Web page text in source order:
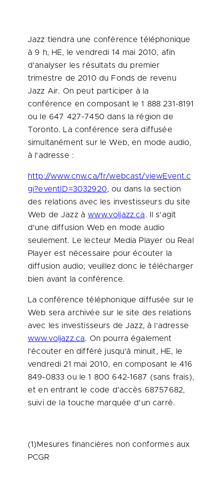
Jazz tiendra une conférence téléphonique
à 9 h, HE, le vendredi 14 mai 2010, afin
d'analyser les résultats du premier
trimestre de 2010 du Fonds de revenu
Jazz Air. On peut participer à la
conférence en composant le 1 888 231-8191
ou le 647 427-7450 dans la région de
Toronto. La conférence sera diffusée
simultanément sur le Web, en mode audio,
à l'adresse :
http://www.cnw.ca/fr/webcast/viewEvent.c
gi?eventID=3032920, ou dans la section
des relations avec les investisseurs du site
Web de Jazz àwww.voljazz.ca. Il s'agit
d'une diffusion Web en mode audio
seulement. Le lecteur Media Player ou Real
Player est nécessaire pour écouter la
diffusion audio; veuillez donc le télécharger
bien avant la conférence.
La conférence téléphonique diffusée sur le
Web sera archivée sur le site des relations
avec les investisseurs de Jazz, à l'adresse
www.voljazz.ca. On pourra également
l'écouter en différé jusqu'à minuit, HE, le
vendredi 21 mai 2010, en composant le 416
849-0833 ou le 1 800 642-1687 (sans frais),
et en entrant le code d'accès 68757682,
suivi de la touche marquée d'un carré.
(1)Mesures financières non conformes aux
PCGR